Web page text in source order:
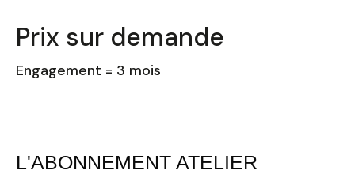
Prix sur demande
Engagement = 3 mois
L'ABONNEMENT ATELIER